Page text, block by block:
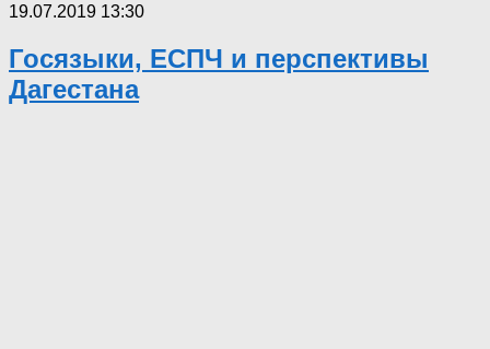
19.07.2019 13:30
Госязыки, ЕСПЧ и перспективы
Дагестана